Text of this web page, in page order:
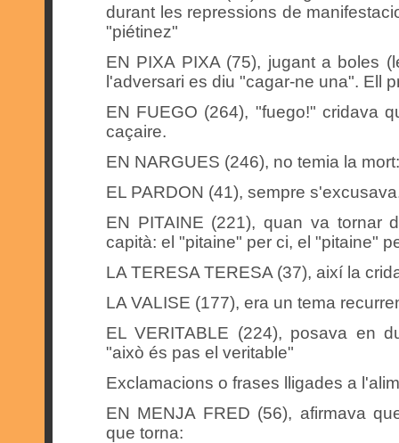
durant les repressions de
"piétinez"
EN PIXA PIXA (75), jugant a boles
l'adversari es diu "cagar-ne una". Ell
EN FUEGO (264), "fuego!" cridava
caçaire.
EN NARGUES (246), no temia la
EL PARDON (41), sempre
EN PITAINE (221), quan va tornar
capità: el "pitaine" per ci, el "pitaine"
LA TERESA TERESA (37), així la
LA VALISE (177), era un tema
EL VERITABLE (224), posava en
"això és pas el veritable"
Exclamacions o frases lligades a
EN MENJA FRED (56), afirmava
que torna: